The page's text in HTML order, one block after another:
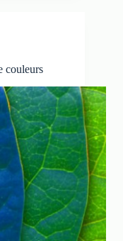
couleurs